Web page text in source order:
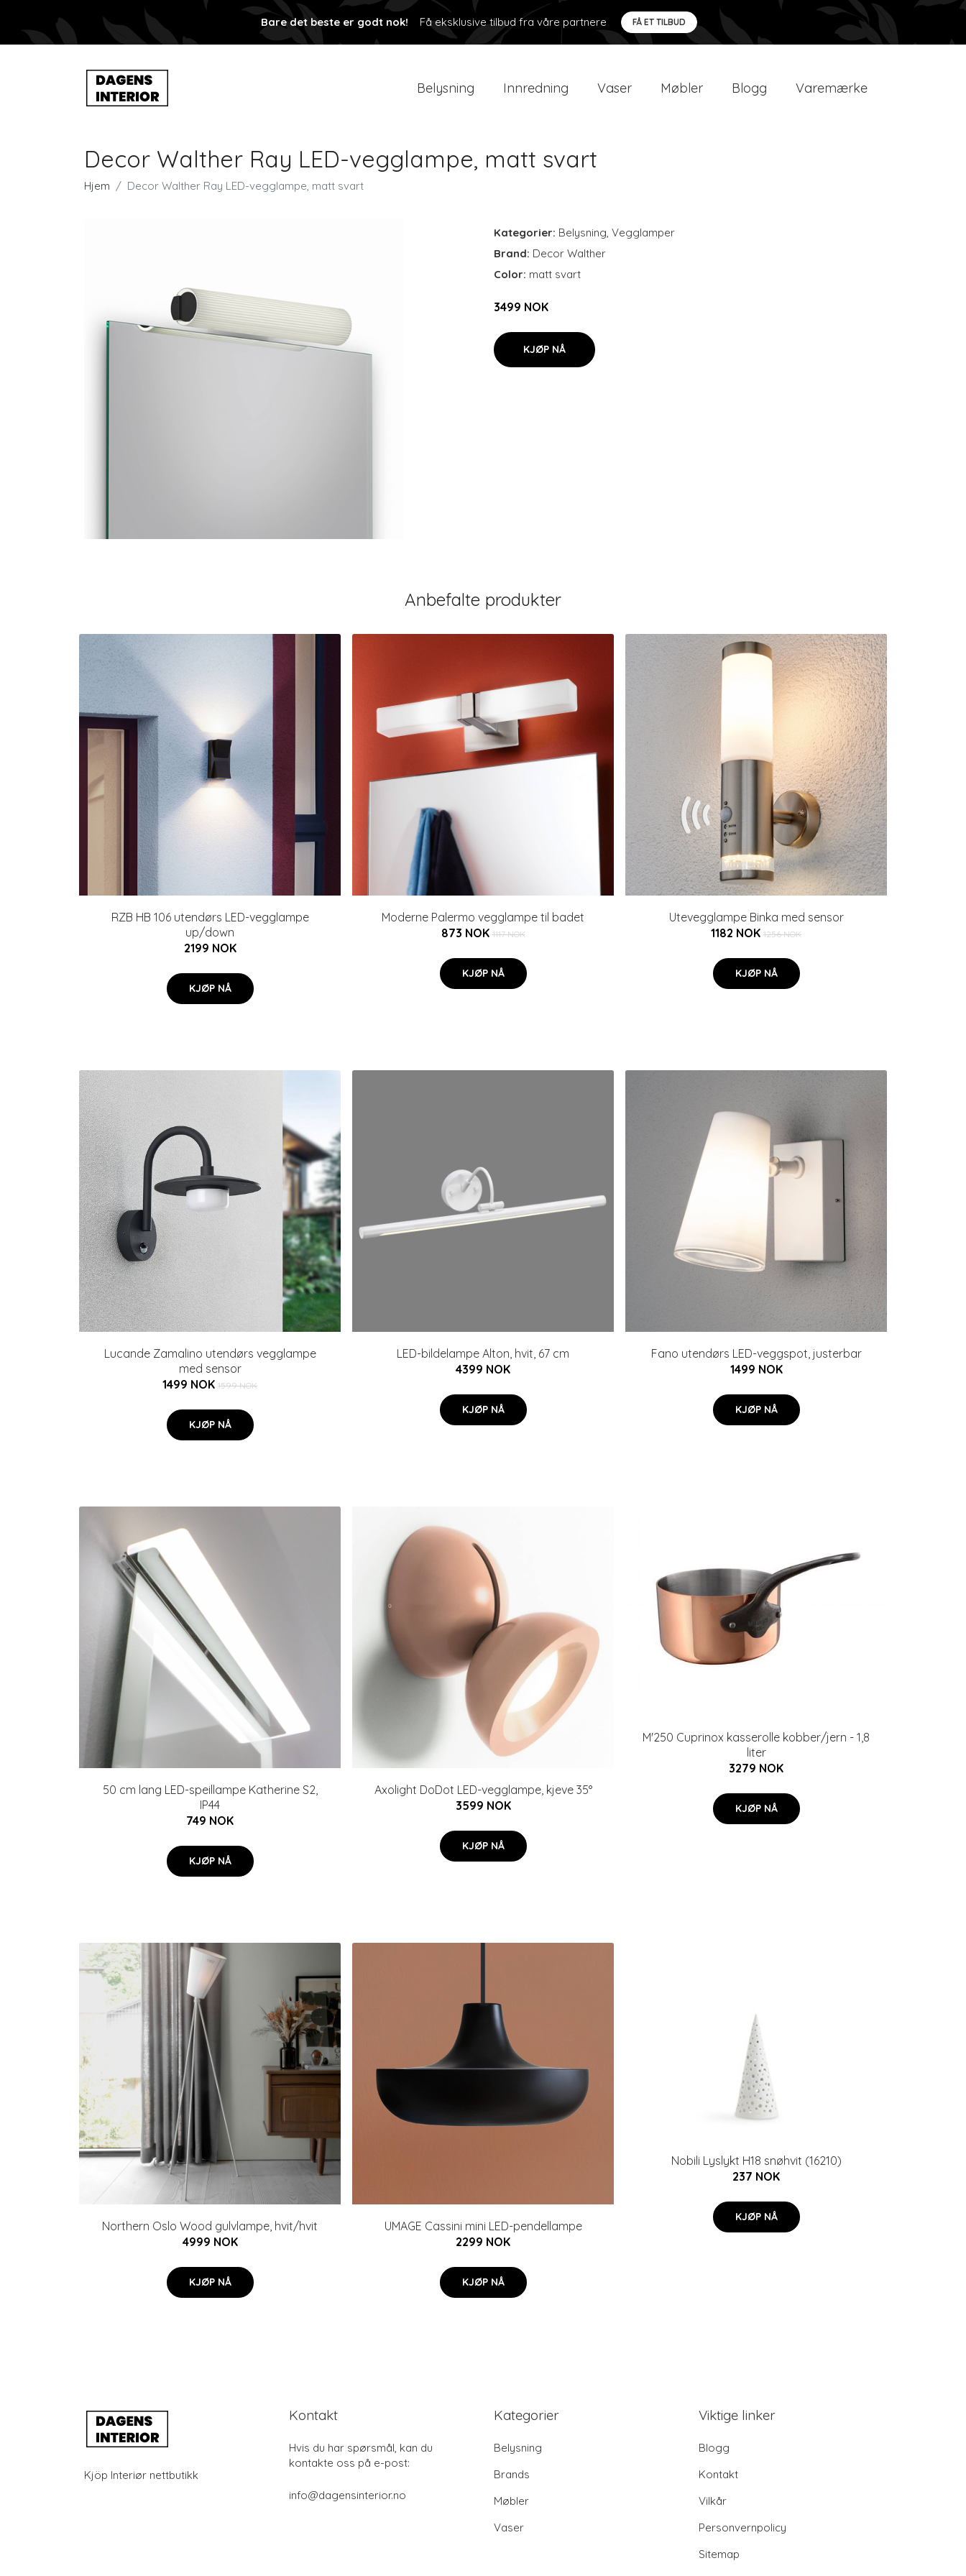
Bare det beste er godt nok! Få eksklusive tilbud fra våre partnere FÅ ET TILBUD
Belysning Innredning Vaser Møbler Blogg Varemærke
Decor Walther Ray LED-vegglampe, matt svart
Hjem Decor Walther Ray LED-vegglampe, matt svart
Kategorier: Belysning, Vegglamper
Brand: Decor Walther
Color: matt svart
3499 NOK
KJØP NÅ
Anbefalte produkter
RZB HB 106 utendørs LED-vegglampe
up/down
2199 NOK
KJØP NÅ
Moderne Palermo vegglampe til badet
873 NOK 1117 NOK
KJØP NÅ
Utevegglampe Binka med sensor
1182 NOK 1256 NOK
KJØP NÅ
Lucande Zamalino utendørs vegglampe
med sensor
1499 NOK 1599 NOK
KJØP NÅ
LED-bildelampe Alton, hvit, 67 cm
4399 NOK
KJØP NÅ
Fano utendørs LED-veggspot, justerbar
1499 NOK
KJØP NÅ
50 cm lang LED-speillampe Katherine S2,
IP44
749 NOK
KJØP NÅ
Axolight DoDot LED-vegglampe, kjeve 35°
3599 NOK
KJØP NÅ
M'250 Cuprinox kasserolle kobber/jern - 1,8
liter
3279 NOK
KJØP NÅ
Northern Oslo Wood gulvlampe, hvit/hvit
4999 NOK
KJØP NÅ
UMAGE Cassini mini LED-pendellampe
2299 NOK
KJØP NÅ
Nobili Lyslykt H18 snøhvit (16210)
237 NOK
KJØP NÅ
Kjöp Interiør nettbutikk
Kontakt
Hvis du har spørsmål, kan du
kontakte oss på e-post:
info@dagensinterior.no
Kategorier
Belysning
Brands
Møbler
Vaser
Viktige linker
Blogg
Kontakt
Vilkår
Personvernpolicy
Sitemap